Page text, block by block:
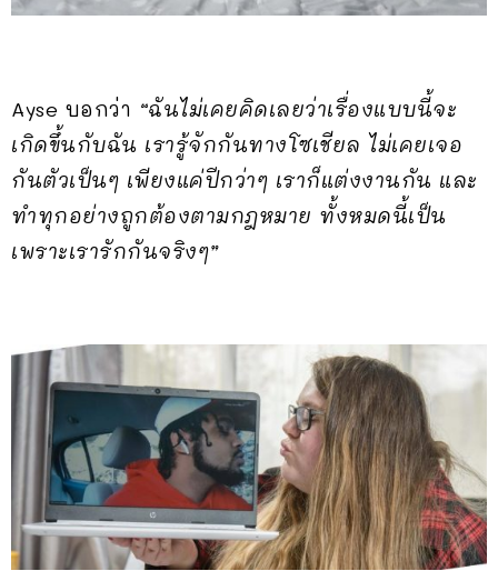
Ayse บอกว่า “ฉันไม่เคยคิดเลยว่าเรื่องแบบนี้จะ
เกิดขึ้นกับฉัน เรารู้จักกันทางโซเชียล ไม่เคยเจอ
กันตัวเป็นๆ เพียงแค่ปีกว่าๆ เราก็แต่งงานกัน และ
ทำทุกอย่างถูกต้องตามกฎหมาย ทั้งหมดนี้เป็น
เพราะเรารักกันจริงๆ”